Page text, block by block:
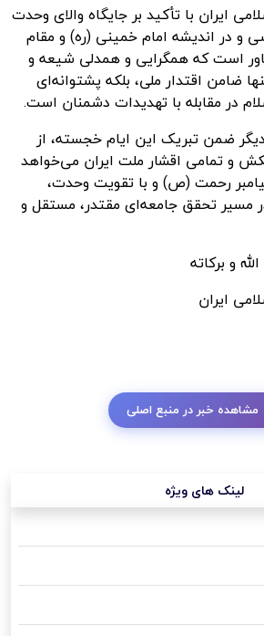
ایران با تأکید بر جایگاه والای وحدت
و در اندیشه امام خمینی (ره) و مقام
است که همگرایی و همدلی شیعه و
ضامن اقتدار ملی، بلکه پشتوانه‌ای
در مقابله با تهدیدات دشمنان است.
ضمن تبریک این ایام خجسته، از
و تمامی اقشار ملت ایران می‌خواهد
رحمت (ص) و با تقویت وحدت،
مسیر تحقق جامعه‌ای مقتدر، مستقل و
و برکاته
ایران
مشاهده خبر در منبع اصلی
لینک های ویژه